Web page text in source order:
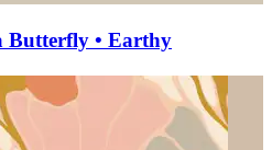
Butterfly • Earthy